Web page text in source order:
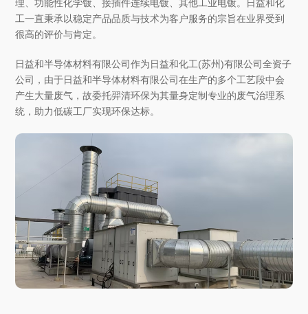
理、功能性化学镀、接插件连续电镀、其他工业电镀。日益和化
工一直秉承以稳定产品品质与技术为客户服务的宗旨在业界受到
很高的评价与肯定。
日益和半导体材料有限公司作为日益和化工(苏州)有限公司全资子
公司，由于日益和半导体材料有限公司在生产的多个工艺段中会
产生大量废气，故委托羿清环保为其量身定制专业的废气治理系
统，助力低碳工厂实现环保达标。